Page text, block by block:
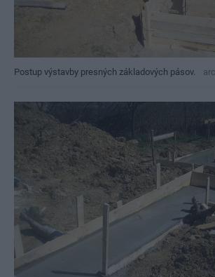
Postup výstavby presných základových pásov.